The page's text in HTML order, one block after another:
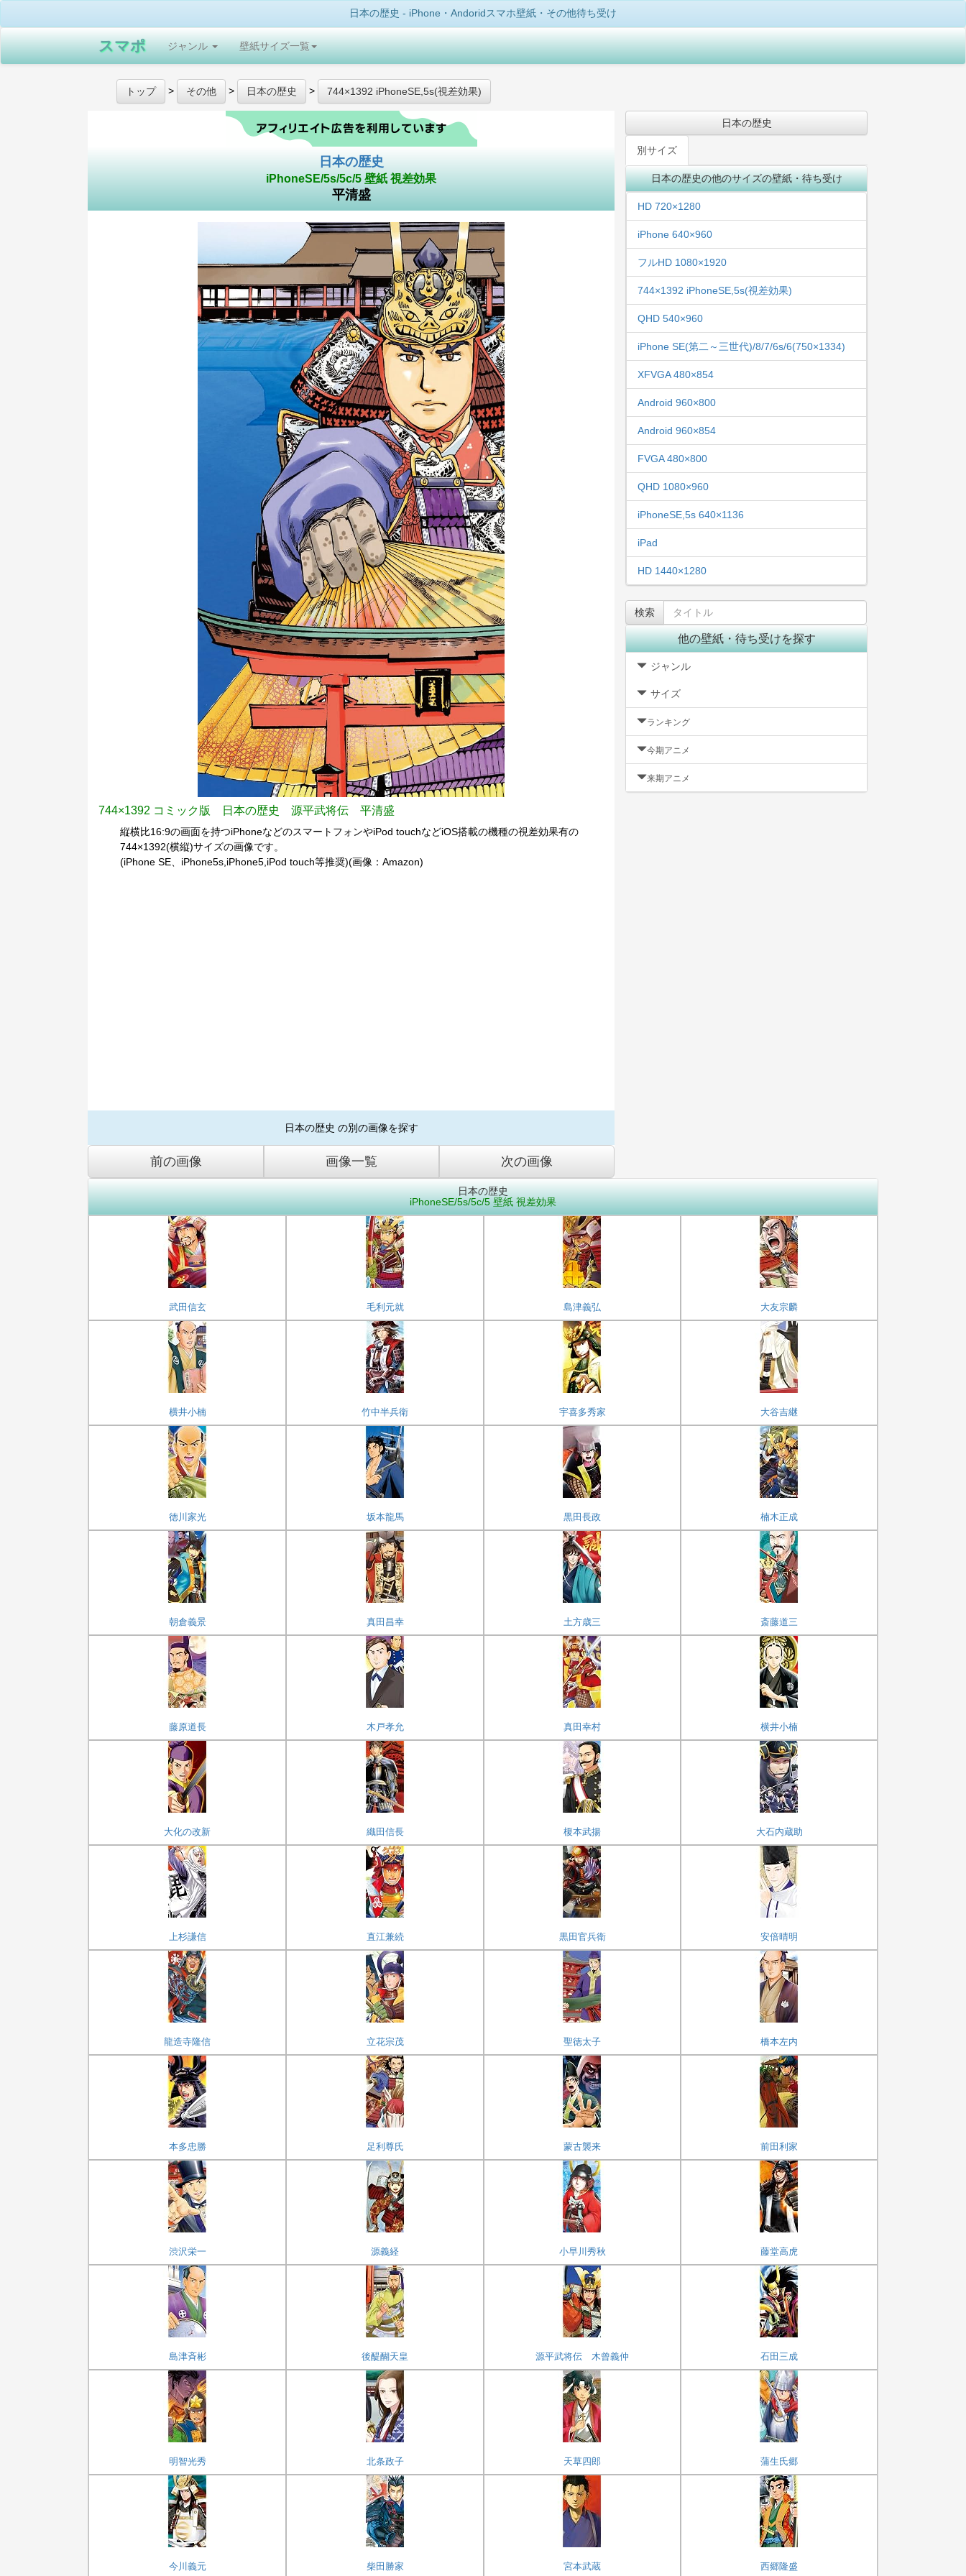
日本の歴史 - iPhone・Andoridスマホ壁紙・その他待ち受け
スマポ ジャンル 壁紙サイズ一覧
トップ > その他 > 日本の歴史 > 744×1392 iPhoneSE,5s(視差効果)
日本の歴史
iPhoneSE/5s/5c/5 壁紙 視差効果
平清盛
744×1392 コミック版 日本の歴史 源平武将伝 平清盛
縦横比16:9の画面を持つiPhoneなどのスマートフォンやiPod touchなどiOS搭載の機種の視差効果有の
744×1392(横縦)サイズの画像です。
(iPhone SE、iPhone5s,iPhone5,iPod touch等推奨)(画像：Amazon)
日本の歴史 の別の画像を探す
前の画像 画像一覧 次の画像
日本の歴史
別サイズ
日本の歴史の他のサイズの壁紙・待ち受け
HD 720×1280
iPhone 640×960
フルHD 1080×1920
744×1392 iPhoneSE,5s(視差効果)
QHD 540×960
iPhone SE(第二～三世代)/8/7/6s/6(750×1334)
XFVGA 480×854
Android 960×800
Android 960×854
FVGA 480×800
QHD 1080×960
iPhoneSE,5s 640×1136
iPad
HD 1440×1280
他の壁紙・待ち受けを探す
ジャンル
サイズ
ランキング
今期アニメ
来期アニメ
日本の歴史
iPhoneSE/5s/5c/5 壁紙 視差効果
武田信玄 毛利元就 島津義弘 大友宗麟
横井小楠 竹中半兵衛 宇喜多秀家 大谷吉継
徳川家光 坂本龍馬 黒田長政 楠木正成
朝倉義景 真田昌幸 土方歳三 斎藤道三
藤原道長 木戸孝允 真田幸村 横井小楠
大化の改新 織田信長 榎本武揚 大石内蔵助
上杉謙信 直江兼続 黒田官兵衛 安倍晴明
龍造寺隆信 立花宗茂 聖徳太子 橋本左内
本多忠勝 足利尊氏 蒙古襲来 前田利家
渋沢栄一 源義経 小早川秀秋 藤堂高虎
島津斉彬 後醍醐天皇 源平武将伝 木曾義仲 石田三成
明智光秀 北条政子 天草四郎 蒲生氏郷
今川義元 柴田勝家 宮本武蔵 西郷隆盛